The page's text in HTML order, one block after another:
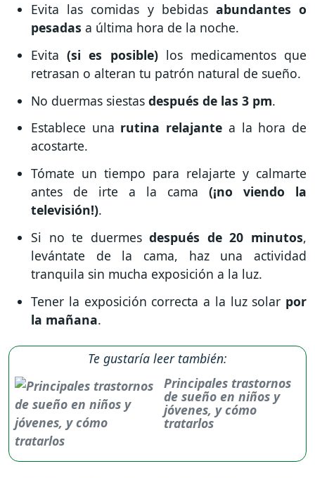
Evita las comidas y bebidas abundantes o
pesadas a última hora de la noche.
Evita (si es posible)los medicamentos que
retrasan o alteran tu patrón natural de sueño.
No duermas siestas después de las 3 pm.
Establece una rutina relajante a la hora de
acostarte.
Tómate un tiempo para relajarte y calmarte
antes de irte a la cama (¡no viendo la
televisión!).
Si no te duermesdespués de 20 minutos,
levántate de la cama, haz una actividad
tranquila sin mucha exposición a la luz.
Tener la exposición correcta a la luz solar por
la mañana.
Te gustaría leer también:
Principales trastornos
de sueño en niños y
jóvenes, y cómo
tratarlos